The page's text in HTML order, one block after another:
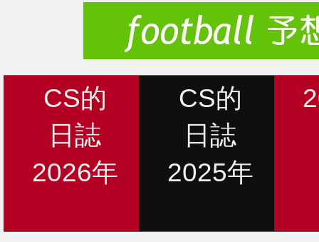
CS的
日誌
2026年
CS的
日誌
2025年